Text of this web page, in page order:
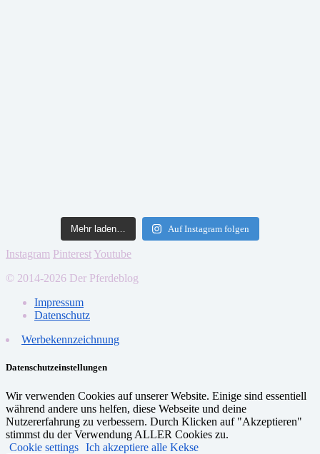
Mehr laden… Auf Instagram folgen
Instagram PinterestYoutube
© 2014-2026 Der Pferdeblog
Impressum
Datenschutz
Werbekennzeichnung
Datenschutzeinstellungen
Wir verwenden Cookies auf unserer Website. Einige sind essentiell
während andere uns helfen, diese Webseite und deine
Nutzererfahrung zu verbessern. Durch Klicken auf "Akzeptieren"
stimmst du der Verwendung ALLER Cookies zu.
Cookie settings Ich akzeptiere alle Kekse